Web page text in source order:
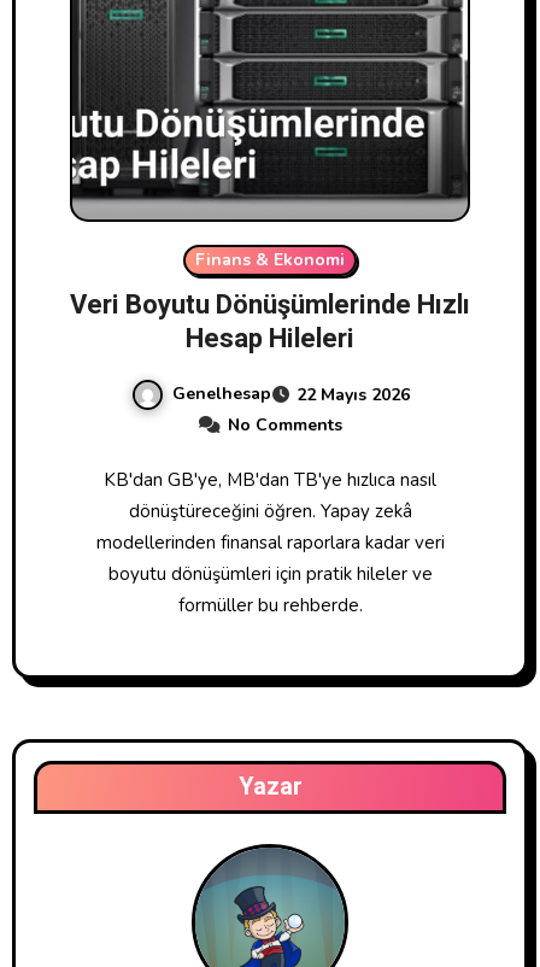
Finans & Ekonomi
Veri Boyutu Dönüşümlerinde Hızlı
Hesap Hileleri
Genelhesap
22 Mayıs 2026
No Comments
KB'dan GB'ye, MB'dan TB'ye hızlıca nasıl
dönüştüreceğini öğren. Yapay zekâ
modellerinden finansal raporlara kadar veri
boyutu dönüşümleri için pratik hileler ve
formüller bu rehberde.
Yazar